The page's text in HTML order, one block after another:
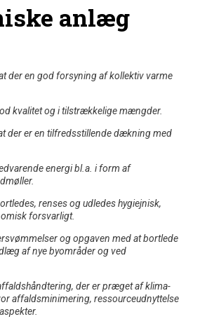
anlæg
der en god forsyning af kollektiv varme
kvalitet og i tilstrækkelige mængder.
der er en tilfredsstillende dækning med
energi bl.a. i form af
renses og udledes hygiejnisk,
forsvarligt.
og opgaven med at bortlede
af nye byområder og ved
der er præget af klima-
affaldsminimering, ressourceudnyttelse